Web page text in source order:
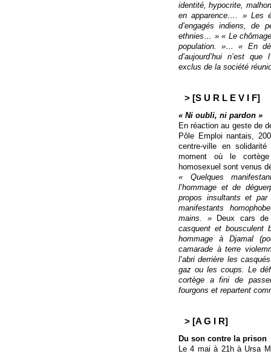
identité, hypocrite,
en apparence…. » Les
d’engagés indiens, de
ethnies… » « Le
population. »… « En
d’aujourd’hui n’est
exclus de la société
> [S U R L E V I F]
« Ni oubli, ni pardon »
En réaction au geste de
Pôle Emploi nantais,
centre-ville en
moment où le
homosexuel sont venus
« Quelques
l’hommage et de
propos insultants et par
manifestants
mains. »Deux cars de
casquent et bousculent
hommage à Djamal
camarade à terre
l’abri derrière les
gaz ou les coups. Le
cortège a fini de
fourgons et repartent
> [A G I R]
Du son contre la prison
Le 4 mai à 21h à Ursa